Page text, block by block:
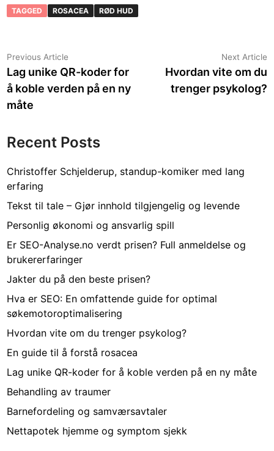
TAGGED ROSACEA RØD HUD
Post
navigation
Previous Article
article:
Lag unike QR-koder for
å koble verden på en ny
måte
Next Article
Hvordan vite om du
trenger psykolog?
Recent Posts
Christoffer Schjelderup, standup-komiker med lang
erfaring
Tekst til tale – Gjør innhold tilgjengelig og levende
Personlig økonomi og ansvarlig spill
Er SEO-Analyse.no verdt prisen? Full anmeldelse og
brukererfaringer
Jakter du på den beste prisen?
Hva er SEO: En omfattende guide for optimal
søkemotoroptimalisering
Hvordan vite om du trenger psykolog?
En guide til å forstå rosacea
Lag unike QR-koder for å koble verden på en ny måte
Behandling av traumer
Barnefordeling og samværsavtaler
Nettapotek hjemme og symptom sjekk